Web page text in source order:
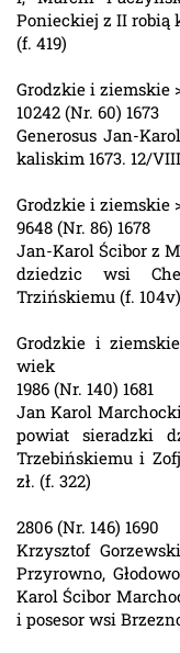
Ponieckiej z II robią
(f. 419)
Grodzkie i ziemskie
10242 (Nr. 60) 1673
Generosus Jan-
kaliskim 1673. 12/
Grodzkie i ziemskie
9648 (Nr. 86) 1678
Jan-Karol Ścibor z
dziedzic wsi
Trzińskiemu (f. 104v)
Grodzkie i
wiek
1986 (Nr. 140) 1681
Jan Karol
powiat sieradzki
Trzebińskiemu i
zł. (f. 322)
2806 (Nr. 146) 1690
Krzysztof
Przyrowno,
Karol Ścibor
i posesor wsi